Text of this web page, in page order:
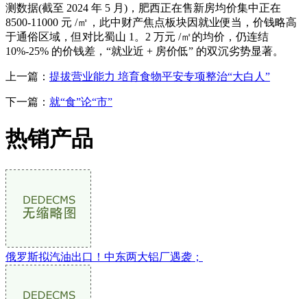
测数据(截至 2024 年 5 月)，肥西正在售新房均价集中正在
8500-11000 元 /㎡，此中财产焦点板块因就业便当，价钱略高
于通俗区域，但对比蜀山 1。2 万元 /㎡的均价，仍连结
10%-25% 的价钱差，“就业近 + 房价低” 的双沉劣势显著。
上一篇： 提拔营业能力 培育食物平安专项整治“大白人”
下一篇： 就“食”论“市”
热销产品
俄罗斯拟汽油出口！中东两大铝厂遇袭；